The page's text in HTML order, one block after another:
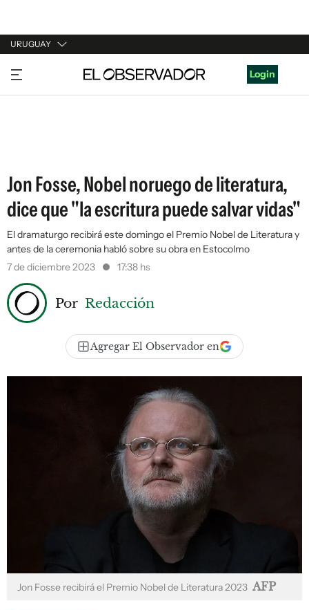
URUGUAY
URUGUAY
ARGENTINA
Login
Jon Fosse, Nobel noruego de literatura,
dice que "la escritura puede salvar vidas"
El dramaturgo recibirá este domingo el Premio Nobel de Literatura y
antes de la ceremonia habló sobre su obra en Estocolmo
7 de diciembre 2023
17:38 hs
Por Redacción
Agregar El Observador en
Jon Fosse recibirá el Premio Nobel de Literatura 2023 AFP